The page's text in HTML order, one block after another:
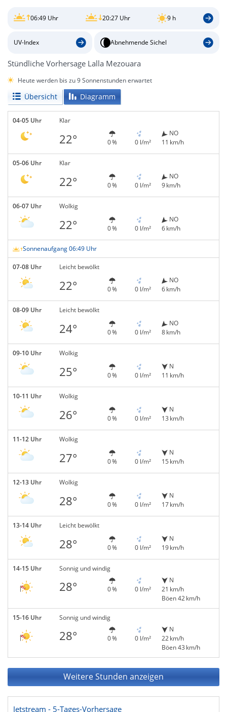
06:49 Uhr 20:27 Uhr 9 h
UV-Index Abnehmende Sichel
Stündliche Vorhersage Lalla Mezouara
Heute werden bis zu 9 Sonnenstunden erwartet
Übersicht Diagramm
04-05 Uhr Klar
22° 0 % 0 l/m²
NO
11 km/h
05-06 Uhr Klar
22° 0 % 0 l/m²
NO
9 km/h
06-07 Uhr Wolkig
22° 0 % 0 l/m²
NO
6 km/h
Sonnenaufgang 06:49 Uhr
07-08 Uhr Leicht bewölkt
22° 0 % 0 l/m²
NO
6 km/h
08-09 Uhr Leicht bewölkt
24° 0 % 0 l/m²
NO
8 km/h
09-10 Uhr Wolkig
25° 0 % 0 l/m²
N
11 km/h
10-11 Uhr Wolkig
26° 0 % 0 l/m²
N
13 km/h
11-12 Uhr Wolkig
27° 0 % 0 l/m²
N
15 km/h
12-13 Uhr Wolkig
28° 0 % 0 l/m²
N
17 km/h
13-14 Uhr Leicht bewölkt
28° 0 % 0 l/m²
N
19 km/h
14-15 Uhr Sonnig und windig
28° 0 % 0 l/m²
N
21 km/h
Böen 42 km/h
15-16 Uhr Sonnig und windig
28° 0 % 0 l/m²
N
22 km/h
Böen 43 km/h
Weitere Stunden anzeigen
Jetstream - 5-Tages-Vorhersage